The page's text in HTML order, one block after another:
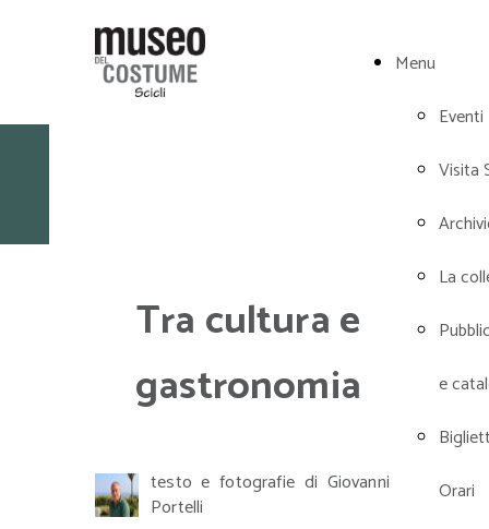
Menu
Eventi
Visita
La
e
Orari
Tra cultura e
gastronomia
testo e fotografie di Giovanni
Portelli